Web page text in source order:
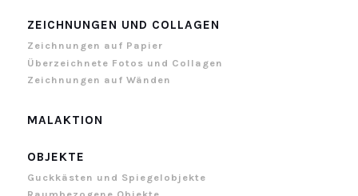
ZEICHNUNGEN UND COLLAGEN
Zeichnungen auf Papier
Überzeichnete Fotos und Collagen
Zeichnungen auf Wänden
MALAKTION
OBJEKTE
Guckkästen und Spiegelobjekte